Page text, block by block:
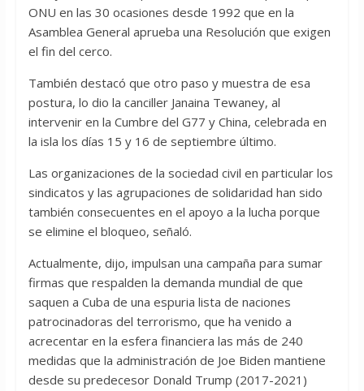
ONU en las 30 ocasiones desde 1992 que en la
Asamblea General aprueba una Resolución que exigen
el fin del cerco.
También destacó que otro paso y muestra de esa
postura, lo dio la canciller Janaina Tewaney, al
intervenir en la Cumbre del G77 y China, celebrada en
la isla los días 15 y 16 de septiembre último.
Las organizaciones de la sociedad civil en particular los
sindicatos y las agrupaciones de solidaridad han sido
también consecuentes en el apoyo a la lucha porque
se elimine el bloqueo, señaló.
Actualmente, dijo, impulsan una campaña para sumar
firmas que respalden la demanda mundial de que
saquen a Cuba de una espuria lista de naciones
patrocinadoras del terrorismo, que ha venido a
acrecentar en la esfera financiera las más de 240
medidas que la administración de Joe Biden mantiene
desde su predecesor Donald Trump (2017-2021)